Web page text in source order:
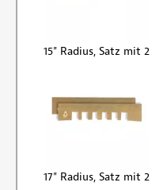
15" Radius, Satz mit 2
17" Radius, Satz mit 2